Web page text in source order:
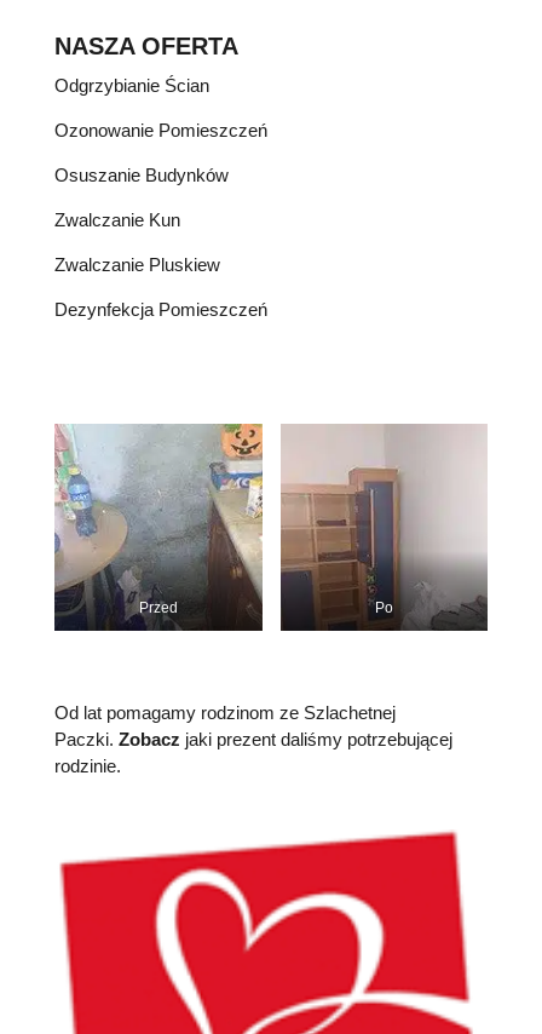
NASZA OFERTA
Odgrzybianie Ścian
Ozonowanie Pomieszczeń
Osuszanie Budynków
Zwalczanie Kun
Zwalczanie Pluskiew
Dezynfekcja Pomieszczeń
Przed Po
Od lat pomagamy rodzinom ze Szlachetnej
Paczki. Zobacz jaki prezent daliśmy potrzebującej
rodzinie.